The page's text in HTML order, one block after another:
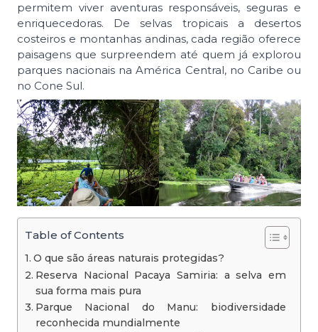
permitem viver aventuras responsáveis, seguras e
enriquecedoras. De selvas tropicais a desertos
costeiros e montanhas andinas, cada região oferece
paisagens que surpreendem até quem já explorou
parques nacionais na América Central, no Caribe ou
no Cone Sul.
Table of Contents
O que são áreas naturais protegidas?
Reserva Nacional Pacaya Samiria: a selva em
sua forma mais pura
Parque Nacional do Manu: biodiversidade
reconhecida mundialmente